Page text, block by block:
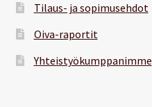
Tilaus- ja sopimusehdot
Oiva-raportit
Yhteistyökumppanimme